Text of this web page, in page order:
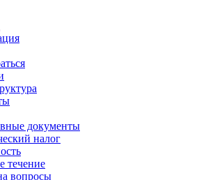
документы
налог
течение
вопросы